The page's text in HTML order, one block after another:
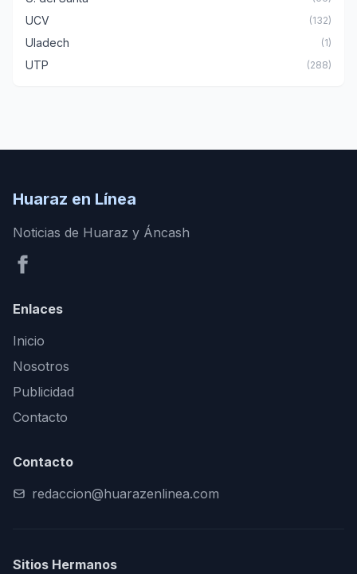
UCV (132)
Uladech (1)
UTP (288)
Huaraz en Línea
Noticias de Huaraz y Áncash
Enlaces
Inicio
Nosotros
Publicidad
Contacto
Contacto
redaccion@huarazenlinea.com
Sitios Hermanos